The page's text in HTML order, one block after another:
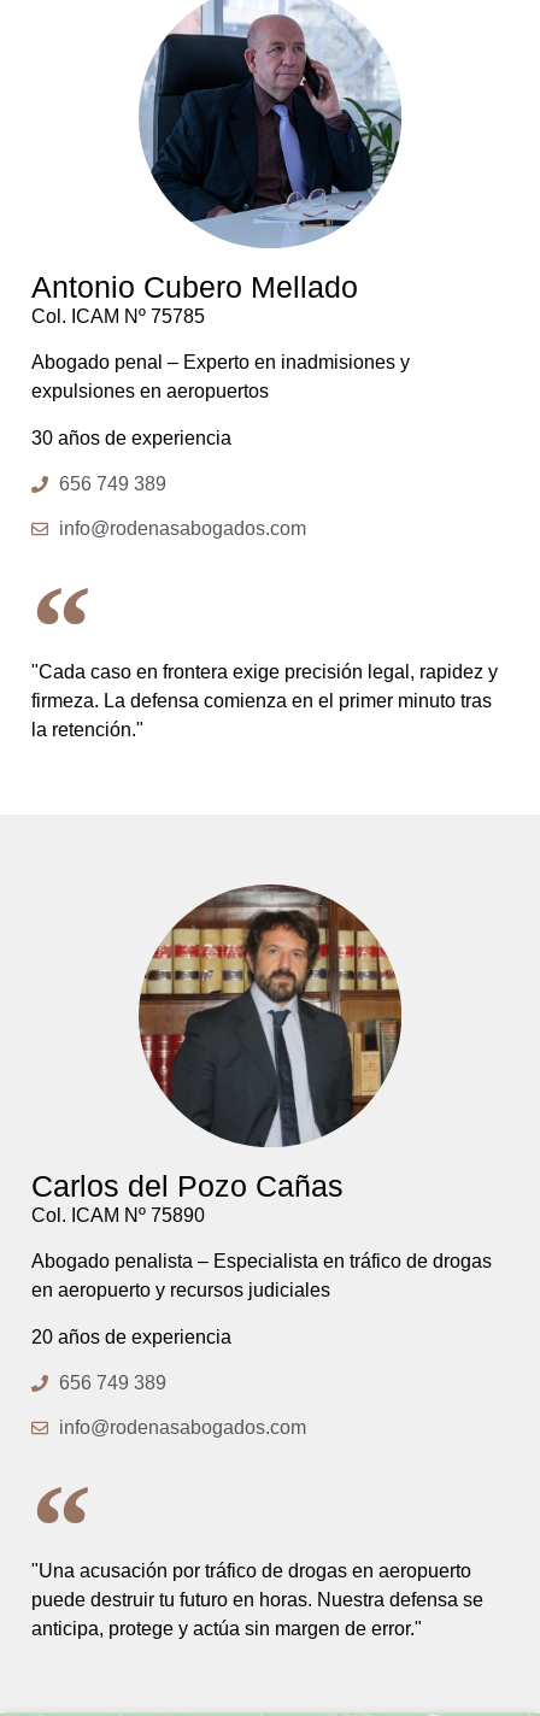
Antonio Cubero Mellado
Col. ICAM Nº 75785
Abogado penal – Experto en inadmisiones y
expulsiones en aeropuertos
30 años de experiencia
656 749 389
info@rodenasabogados.com
"Cada caso en frontera exige precisión legal, rapidez y
firmeza. La defensa comienza en el primer minuto tras
la retención."
Carlos del Pozo Cañas
Col. ICAM Nº 75890
Abogado penalista – Especialista en tráfico de drogas
en aeropuerto y recursos judiciales
20 años de experiencia
656 749 389
info@rodenasabogados.com
"Una acusación por tráfico de drogas en aeropuerto
puede destruir tu futuro en horas. Nuestra defensa se
anticipa, protege y actúa sin margen de error."